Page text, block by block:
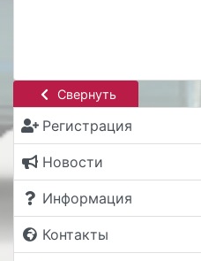
Свернуть
Регистрация
Новости
Информация
Контакты